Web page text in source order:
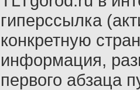
гиперссылка
конкретную
информация,
первого абзаца